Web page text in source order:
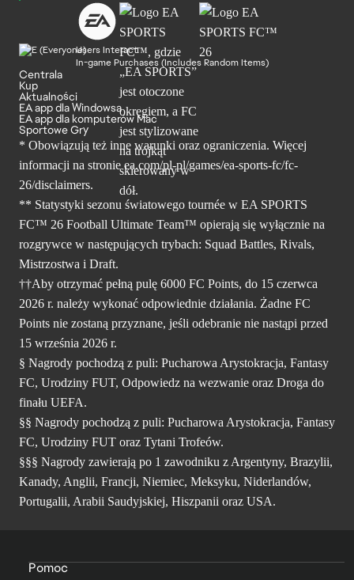
Users Interact
In-game Purchases (Includes Random Items)
Centrala
Kup
Aktualności
EA app dla Windowsa
EA app dla komputerów Mac
Sportowe Gry
* Obowiązują też inne warunki oraz ograniczenia. Więcej
informacji na stronie ea.com/pl-pl/games/ea-sports-fc/fc-
26/disclaimers.
** Statystyki sezonu światowego tournée w EA SPORTS
FC™ 26 Football Ultimate Team™ opierają się wyłącznie na
rozgrywce w następujących trybach: Squad Battles, Rivals,
Mistrzostwa i Draft.
††Aby otrzymać pełną pulę 6000 FC Points, do 15 czerwca
2026 r. należy wykonać odpowiednie działania. Żadne FC
Points nie zostaną przyznane, jeśli odebranie nie nastąpi przed
15 września 2026 r.
§ Nagrody pochodzą z puli: Pucharowa Arystokracja, Fantasy
FC, Urodziny FUT, Odpowiedz na wezwanie oraz Droga do
finału UEFA.
§§ Nagrody pochodzą z puli: Pucharowa Arystokracja, Fantasy
FC, Urodziny FUT oraz Tytani Trofeów.
§§§ Nagrody zawierają po 1 zawodniku z Argentyny, Brazylii,
Kanady, Anglii, Francji, Niemiec, Meksyku, Niderlandów,
Portugalii, Arabii Saudyjskiej, Hiszpanii oraz USA.
Pomoc